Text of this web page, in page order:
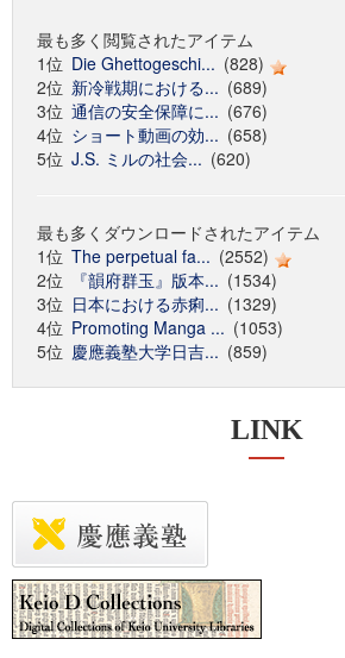
最も多く閲覧されたアイテム
1位 Die Ghettogeschi... (828)
2位 新冷戦期における... (689)
3位 通信の安全保障に... (676)
4位 ショート動画の効... (658)
5位 J.S. ミルの社会... (620)
最も多くダウンロードされたアイテム
1位 The perpetual fa... (2552)
2位
『韻府群玉』版本... (1534)
3位 日本における赤痢... (1329)
4位 Promoting Manga ... (1053)
5位 慶應義塾大学日吉... (859)
LINK